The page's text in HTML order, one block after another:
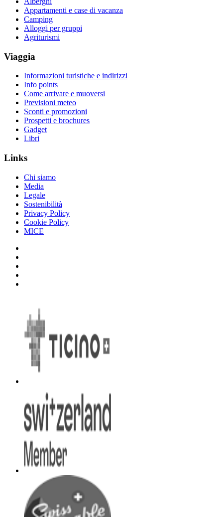
Appartamenti e case di vacanza
Camping
Alloggi per gruppi
Agriturismi
Viaggia
Informazioni turistiche e indirizzi
Info points
Come arrivare e muoversi
Previsioni meteo
Sconti e promozioni
Prospetti e brochures
Gadget
Libri
Links
Chi siamo
Media
Legale
Sostenibilità
Privacy Policy
Cookie Policy
MICE